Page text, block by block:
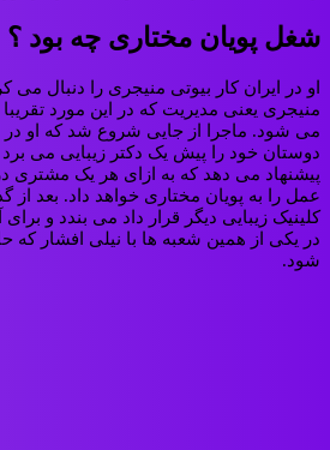
شغل پویان مختاری چه بود ؟
او در ایران کار بیوتی منیجری را دنبال می
منیجری یعنی مدیریت که در این مورد تقریبا
می شود. ماجرا از جایی شروع شد که او در
دوستان خود را پیش یک دکتر زیبایی می برد
پیشنهاد می دهد که به ازای هر یک مشتری
عمل را به پویان مختاری خواهد داد. بعد از
کلینیک زیبایی دیگر قرار داد می بندد و
در یکی از همین شعبه ها با نیلی افشار
شود.